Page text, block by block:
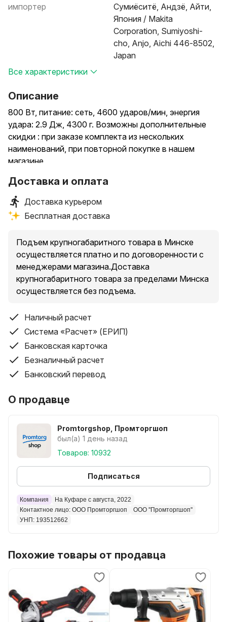
импортер
Сумиёситё, Андзё, Айти,
Япония / Makita
Corporation, Sumiyoshi-
cho, Anjo, Aichi 446-8502,
Japan
Все характеристики
Описание
800 Вт, питание: сеть, 4600 ударов/мин, энергия
удара: 2.9 Дж, 4300 г. Возможны дополнительные
скидки : при заказе комплекта из нескольких
наименований, при повторной покупке в нашем
магазине
Доставка и оплата
Доставка курьером
Бесплатная доставка
Подъем крупногабаритного товара в Минске
осуществляется платно и по договоренности с
менеджерами магазина.Доставка
крупногабаритного товара за пределами Минска
осуществляется без подъема.
Наличный расчет
Система «Расчет» (ЕРИП)
Банковская карточка
Безналичный расчет
Банковский перевод
О продавце
Promtorgshop, Промторгшоп
был(а) 1 день назад
Товаров: 10932
Подписаться
Компания
На Куфаре с августа, 2022
Контактное лицо: ООО Промторгшоп
ООО ''Промторгшоп''
УНП: 193512662
Похожие товары от продавца